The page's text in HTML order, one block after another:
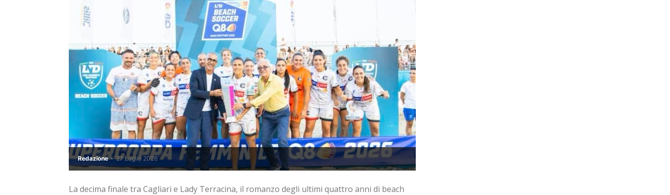
Redazione - 27 Luglio 2026
La decima finale tra Cagliari e Lady Terracina, il romanzo degli ultimi quattro anni di beach